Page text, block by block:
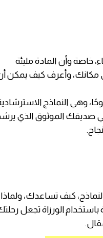
خاصة وأن المادة مليئة
مكانك، وأعرف كيف يمكن
وهي النماذج
هي صديقك الموثوق الذي
كيف تساعدك، ولماذا
الورزاة تجعل